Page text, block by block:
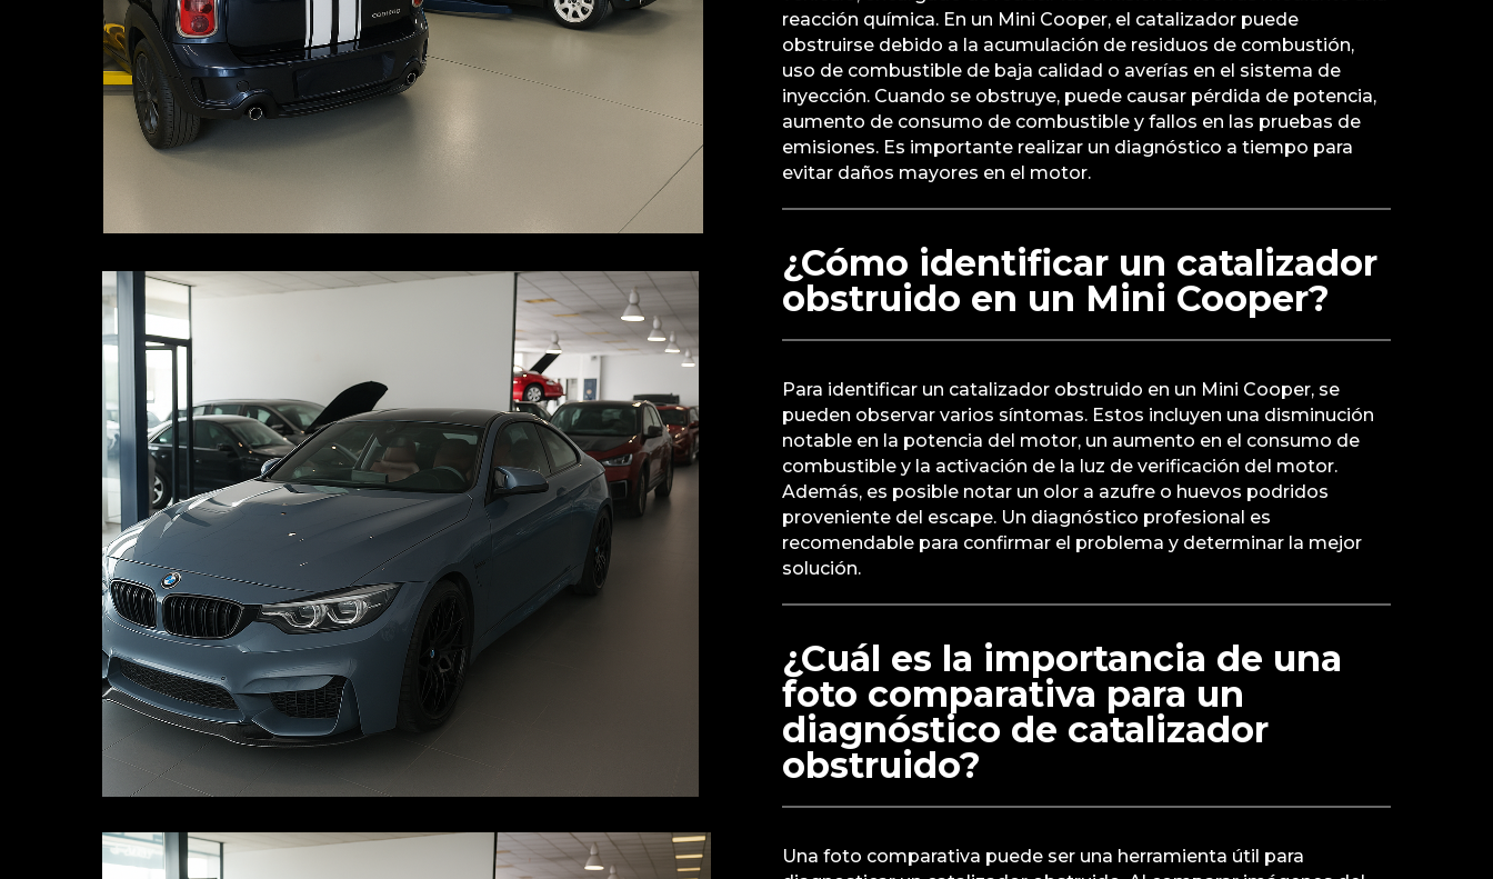
reacción química. En un Mini Cooper, el catalizador puede
obstruirse debido a la acumulación de residuos de combustión,
uso de combustible de baja calidad o averías en el sistema de
inyección. Cuando se obstruye, puede causar pérdida de potencia,
aumento de consumo de combustible y fallos en las pruebas de
emisiones. Es importante realizar un diagnóstico a tiempo para
evitar daños mayores en el motor.
¿Cómo identificar un catalizador
obstruido en un Mini Cooper?
Para identificar un catalizador obstruido en un Mini Cooper, se
pueden observar varios síntomas. Estos incluyen una disminución
notable en la potencia del motor, un aumento en el consumo de
combustible y la activación de la luz de verificación del motor.
Además, es posible notar un olor a azufre o huevos podridos
proveniente del escape. Un diagnóstico profesional es
recomendable para confirmar el problema y determinar la mejor
solución.
¿Cuál es la importancia de una
foto comparativa para un
diagnóstico de catalizador
obstruido?
Una foto comparativa puede ser una herramienta útil para